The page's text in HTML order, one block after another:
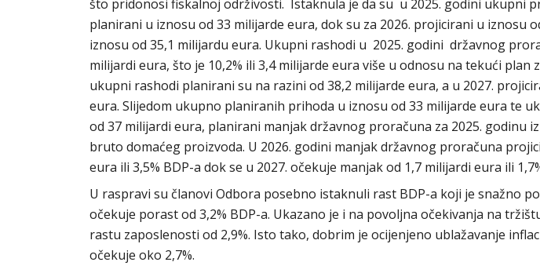
što pridonosi fiskalnoj održivosti. Istaknula je da su u 2025. godini ukupni
planirani u iznosu od 33 milijarde eura, dok su za 2026. projicirani u iznosu
iznosu od 35,1 milijardu eura. Ukupni rashodi u 2025. godini državnog
milijardi eura, što je 10,2% ili 3,4 milijarde eura više u odnosu na tekući plan
ukupni rashodi planirani su na razini od 38,2 milijarde eura, a u 2027.
eura. Slijedom ukupno planiranih prihoda u iznosu od 33 milijarde eura te
od 37 milijardi eura, planirani manjak državnog proračuna za 2025. godinu
bruto domaćeg proizvoda. U 2026. godini manjak državnog proračuna
eura ili 3,5% BDP-a dok se u 2027. očekuje manjak od 1,7 milijardi eura ili
U raspravi su članovi Odbora posebno istaknuli rast BDP-a koji je snažno
očekuje porast od 3,2% BDP-a. Ukazano je i na povoljna očekivanja na
rastu zaposlenosti od 2,9%. Isto tako, dobrim je ocijenjeno ublažavanje
očekuje oko 2,7%.